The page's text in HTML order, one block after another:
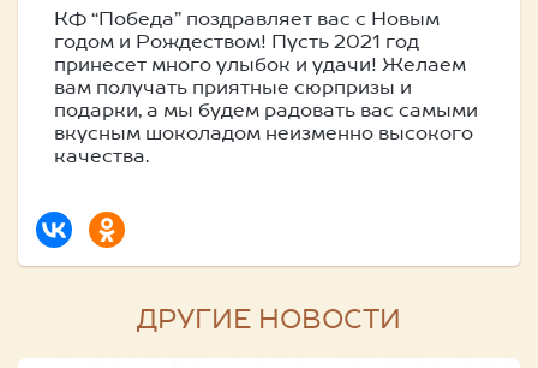
КФ “Победа” поздравляет вас с Новым
годом и Рождеством! Пусть 2021 год
принесет много улыбок и удачи! Желаем
вам получать приятные сюрпризы и
подарки, а мы будем радовать вас самыми
вкусным шоколадом неизменно высокого
качества.
ДРУГИЕ НОВОСТИ